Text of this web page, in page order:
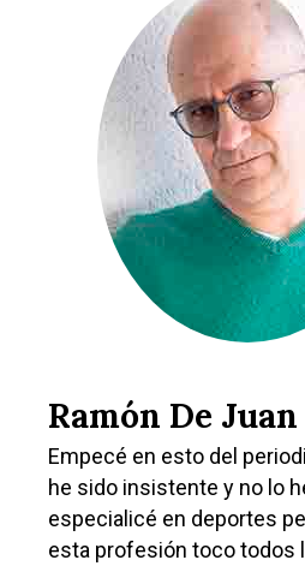
Ramón De Juan
Empecé en esto del
he sido insistente y no lo
especialicé en deportes
esta profesión toco todos